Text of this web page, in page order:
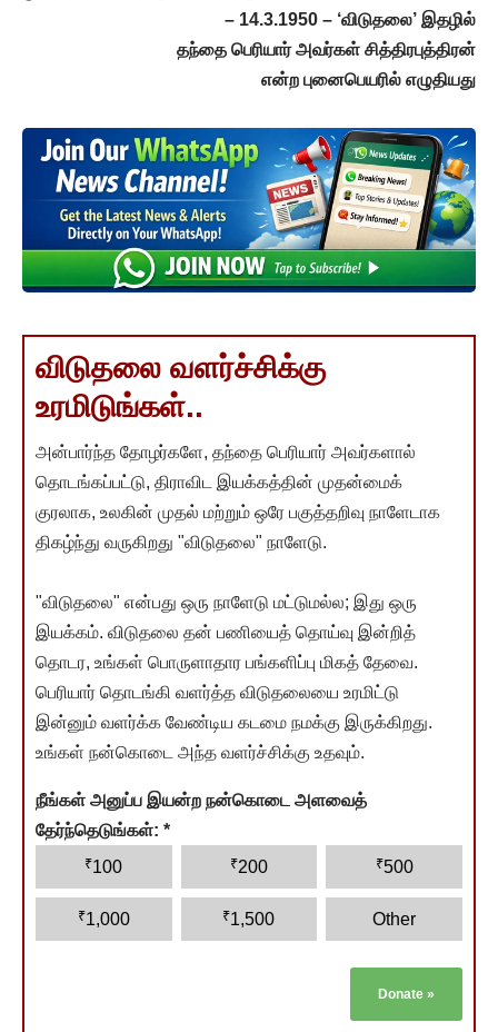
– 14.3.1950 – ‘விடுதலை’ இதழில்
தந்தை பெரியார் அவர்கள் சித்திரபுத்திரன்
என்ற புனைபெயரில் எழுதியது
விடுதலை வளர்ச்சிக்கு
உரமிடுங்கள்..
அன்பார்ந்த தோழர்களே, தந்தை பெரியார் அவர்களால்
தொடங்கப்பட்டு, திராவிட இயக்கத்தின் முதன்மைக்
குரலாக, உலகின் முதல் மற்றும் ஒரே பகுத்தறிவு நாளேடாக
திகழ்ந்து வருகிறது "விடுதலை" நாளேடு.
"விடுதலை" என்பது ஒரு நாளேடு மட்டுமல்ல; இது ஒரு
இயக்கம். விடுதலை தன் பணியைத் தொய்வு இன்றித்
தொடர, உங்கள் பொருளாதார பங்களிப்பு மிகத் தேவை.
பெரியார் தொடங்கி வளர்த்த விடுதலையை உரமிட்டு
இன்னும் வளர்க்க வேண்டிய கடமை நமக்கு இருக்கிறது.
உங்கள் நன்கொடை அந்த வளர்ச்சிக்கு உதவும்.
நீங்கள் அனுப்ப இயன்ற நன்கொடை அளவைத்
தேர்ந்தெடுங்கள்: *
₹100 ₹200 ₹500
₹1,000 ₹1,500 Other
Donate »